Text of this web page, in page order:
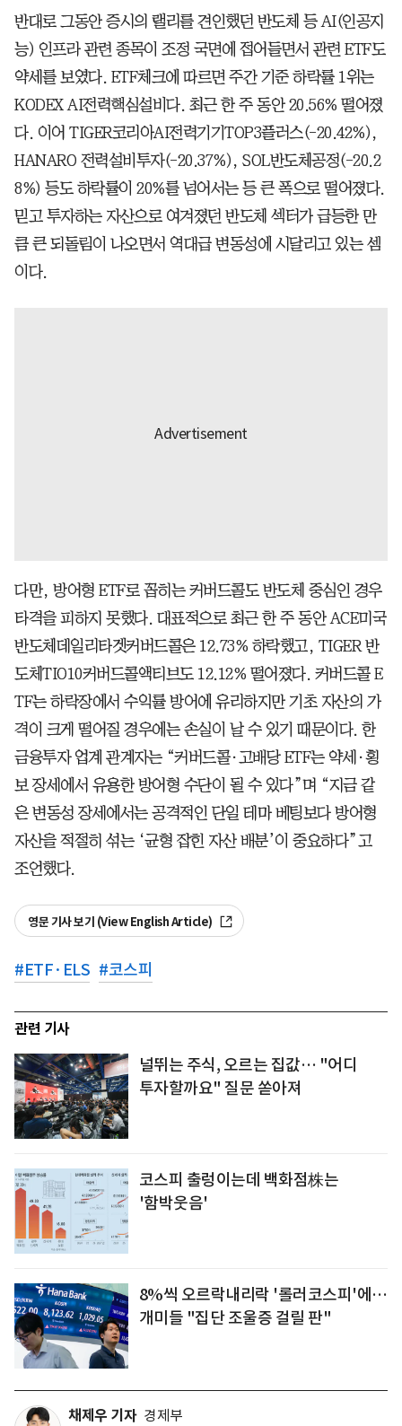
반대로 그동안 증시의 랠리를 견인했던 반도체 등 AI(인공지
능) 인프라 관련 종목이 조정 국면에 접어들면서 관련 ETF도
약세를 보였다. ETF체크에 따르면 주간 기준 하락률 1위는
KODEX AI전력핵심설비다. 최근 한 주 동안 20.56% 떨어졌
다. 이어 TIGER코리아AI전력기기TOP3플러스(-20.42%),
HANARO 전력설비투자(-20.37%), SOL반도체공정(-20.2
8%) 등도 하락률이 20%를 넘어서는 등 큰 폭으로 떨어졌다.
믿고 투자하는 자산으로 여겨졌던 반도체 섹터가 급등한 만
큼 큰 되돌림이 나오면서 역대급 변동성에 시달리고 있는 셈
이다.
다만, 방어형 ETF로 꼽히는 커버드콜도 반도체 중심인 경우
타격을 피하지 못했다. 대표적으로 최근 한 주 동안 ACE미국
반도체데일리타겟커버드콜은 12.73% 하락했고, TIGER 반
도체TIO10커버드콜액티브도 12.12% 떨어졌다. 커버드콜 E
TF는 하락장에서 수익률 방어에 유리하지만 기초 자산의 가
격이 크게 떨어질 경우에는 손실이 날 수 있기 때문이다. 한
금융투자 업계 관계자는 “커버드콜·고배당 ETF는 약세·횡
보 장세에서 유용한 방어형 수단이 될 수 있다”며 “지금 같
은 변동성 장세에서는 공격적인 단일 테마 베팅보다 방어형
자산을 적절히 섞는 ‘균형 잡힌 자산 배분’이 중요하다”고
조언했다.
영문 기사 보기 (View English Article)
#ETF·ELS #코스피
관련 기사
널뛰는 주식, 오르는 집값… "어디
투자할까요" 질문 쏟아져
코스피 출렁이는데 백화점株는
'함박웃음'
8%씩 오르락내리락 '롤러코스피'에…
개미들 "집단 조울증 걸릴 판"
채제우 기자 경제부